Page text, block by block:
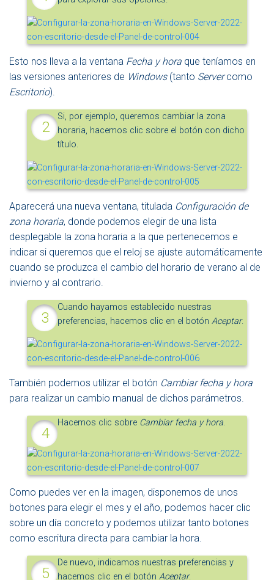
Esto nos lleva a la ventana Fecha y hora que teníamos en
las versiones anteriores de Windows(tanto Servercomo
Escritorio).
Si, por ejemplo, queremos cambiar la zona
horaria, hacemos clic sobre el botón con dicho
título.
Aparecerá una nueva ventana, titulada Configuración de
zona horaria, donde podemos elegir de una lista
desplegable la zona horaria a la que pertenecemos e
indicar si queremos que el reloj se ajuste automáticamente
cuando se produzca el cambio del horario de verano al de
invierno y al contrario.
Cuando hayamos establecido nuestras
preferencias, hacemos clic en el botónAceptar.
También podemos utilizar el botón Cambiar fecha y hora
para realizar un cambio manual de dichos parámetros.
Hacemos clic sobre Cambiar fecha y hora.
Como puedes ver en la imagen, disponemos de unos
botones para elegir el mes y el año, podemos hacer clic
sobre un día concreto y podemos utilizar tanto botones
como escritura directa para cambiar la hora.
De nuevo, indicamos nuestras preferencias y
hacemos clic en el botónAceptar.